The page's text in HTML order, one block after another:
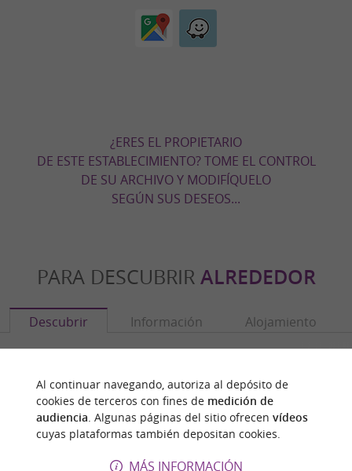
¿ERES EL PROPIETARIO
DE ESTE ESTABLECIMIENTO? TOME EL CONTROL
DE SU ARCHIVO Y MODIFÍQUELO
SEGÚN SUS DESEOS...
PARA DESCUBRIR ALREDEDOR
Descubrir Información Alojamiento
Al continuar navegando, autoriza al depósito de
cookies de terceros con fines de medición de
audiencia . Algunas páginas del sitio ofrecen vídeos
cuyas plataformas también depositan cookies.
MÁS INFORMACIÓN